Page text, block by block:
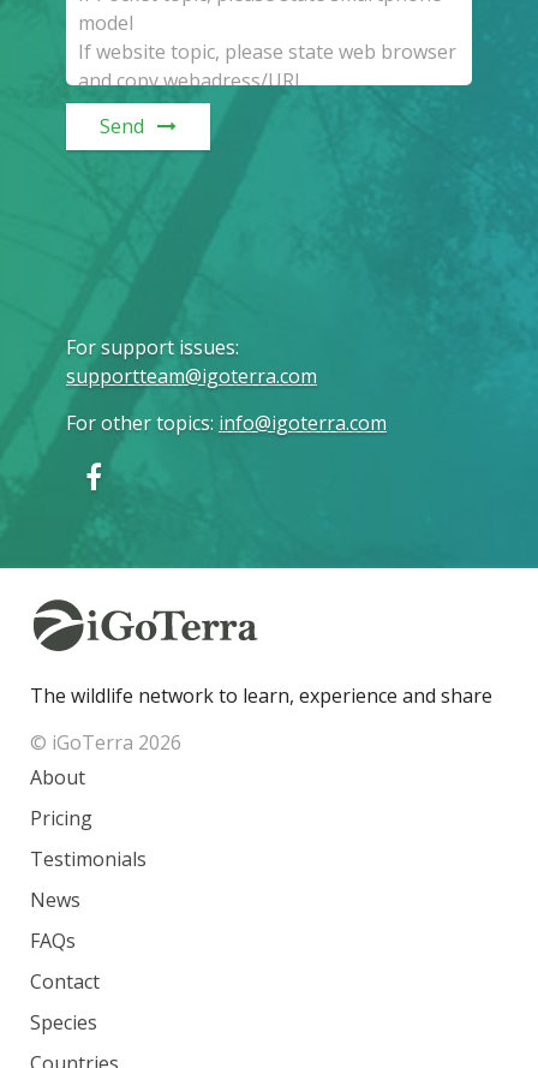
Send
For support issues:
supportteam@igoterra.com
For other topics: info@igoterra.com
The wildlife network to learn, experience and share
© iGoTerra 2026
About
Pricing
Testimonials
News
FAQs
Contact
Species